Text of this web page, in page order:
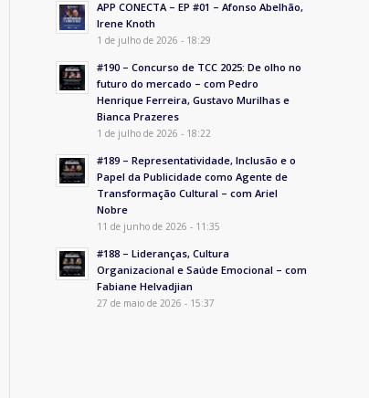
APP CONECTA – EP #01 – Afonso Abelhão,
Irene Knoth
1 de julho de 2026 - 18:29
#190 – Concurso de TCC 2025: De olho no
futuro do mercado – com Pedro
Henrique Ferreira, Gustavo Murilhas e
Bianca Prazeres
1 de julho de 2026 - 18:22
#189 – Representatividade, Inclusão e o
Papel da Publicidade como Agente de
Transformação Cultural – com Ariel
Nobre
11 de junho de 2026 - 11:35
#188 – Lideranças, Cultura
Organizacional e Saúde Emocional – com
Fabiane Helvadjian
27 de maio de 2026 - 15:37